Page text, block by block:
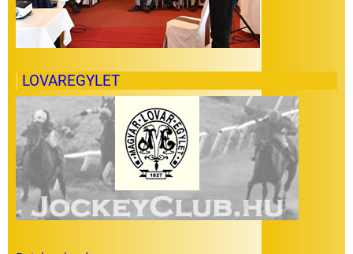
LOVAREGYLET